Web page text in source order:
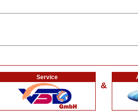
Service
&